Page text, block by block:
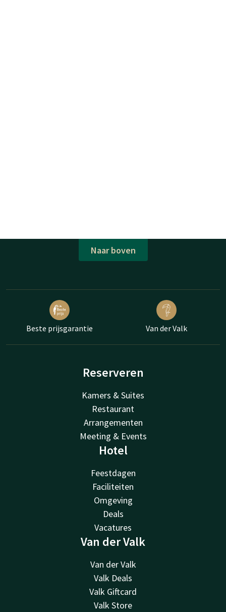
Naar boven
Beste prijsgarantie Van der Valk
Reserveren
Kamers & Suites
Restaurant
Arrangementen
Meeting & Events
Hotel
Feestdagen
Faciliteiten
Omgeving
Deals
Vacatures
Van der Valk
Van der Valk
Valk Deals
Valk Giftcard
Valk Store